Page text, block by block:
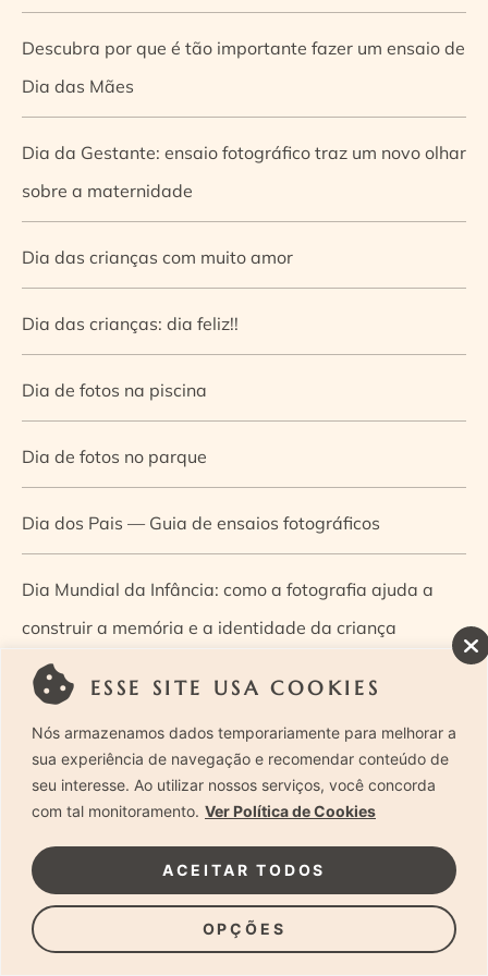
ESSE SITE USA COOKIES
Nós armazenamos dados temporariamente para melhorar a
sua experiência de navegação e recomendar conteúdo de
seu interesse. Ao utilizar nossos serviços, você concorda
com tal monitoramento. Ver Política de Cookies
OPÇÕES
ACEITAR TODOS
Descubra por que é tão importante fazer um ensaio de
Dia das Mães
Dia da Gestante: ensaio fotográfico traz um novo olhar
sobre a maternidade
Dia das crianças com muito amor
Dia das crianças: dia feliz!!
Dia de fotos na piscina
Dia de fotos no parque
Dia dos Pais — Guia de ensaios fotográficos
Dia Mundial da Infância: como a fotografia ajuda a
construir a memória e a identidade da criança
Diário de uma grávida e sua pequena
Dica de especialista: como otimizar o fluxo de trabalho
no ensaio newborn?
Dica de especialista: qual o melhor guia de poses para
fotografia newborn?